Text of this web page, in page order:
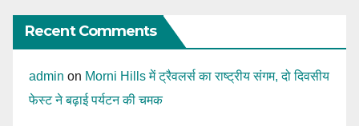
Recent Comments
admin on Morni Hills में ट्रैवलर्स का राष्ट्रीय संगम, दो दिवसीय
फेस्ट ने बढ़ाई पर्यटन की चमक